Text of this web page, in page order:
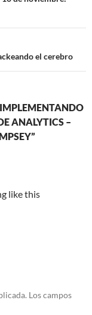
el cerebro
ANALYTICS –
like this
Los campos